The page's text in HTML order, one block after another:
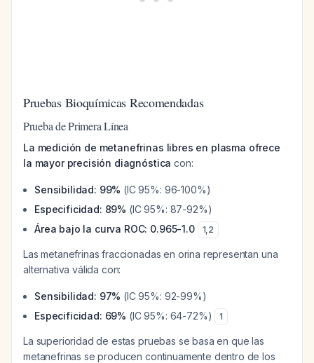
Pruebas Bioquímicas Recomendadas
Prueba de Primera Línea
La medición de metanefrinas libres en plasma ofrece
la mayor precisión diagnóstica con:
Sensibilidad: 99% (IC 95%: 96-100%)
Especificidad: 89% (IC 95%: 87-92%)
Área bajo la curva ROC: 0.965-1.0
1,2
Las metanefrinas fraccionadas en orina representan una
alternativa válida con:
Sensibilidad: 97% (IC 95%: 92-99%)
Especificidad: 69% (IC 95%: 64-72%) 1
La superioridad de estas pruebas se basa en que las
metanefrinas se producen continuamente dentro de los